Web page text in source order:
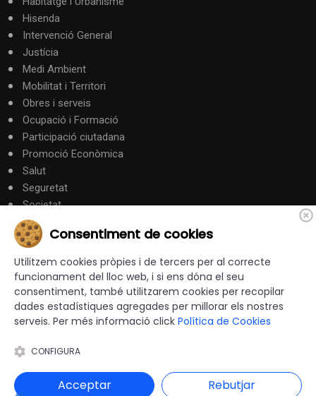
Hisenda
Intervenció General
Justícia
Medi Ambient
Mobilitat i Territori
Obres i serveis
Ocupació i Formació
Participació ciutadana
Promoció Econòmica
Salut
Seguretat
Societat
Turisme
Altres Canals
canalandorra.ad
© 2012-2026 Ajuntaments de Catalunya - Tots els drets
Avís Legal |Política de privacitat
Consentiment de cookies
Utilitzem cookies pròpies i de tercers per al correcte
funcionament del lloc web, i si ens dóna el seu
consentiment, també utilitzarem cookies per recopilar
dades estadístiques agregades per millorar els nostres
serveis. Per més informació click Política de Cookies
CONFIGURA
Acceptar Rebutjar